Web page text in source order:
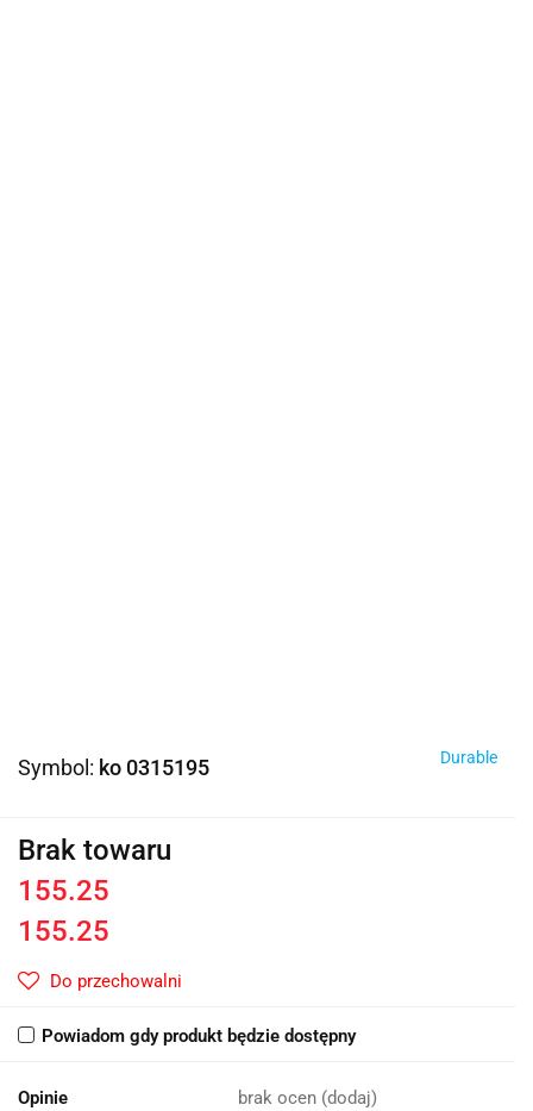
Symbol: ko 0315195 Durable
Brak towaru
155.25
155.25
Do przechowalni
Powiadom gdy produkt będzie dostępny
Opinie brak ocen (dodaj)